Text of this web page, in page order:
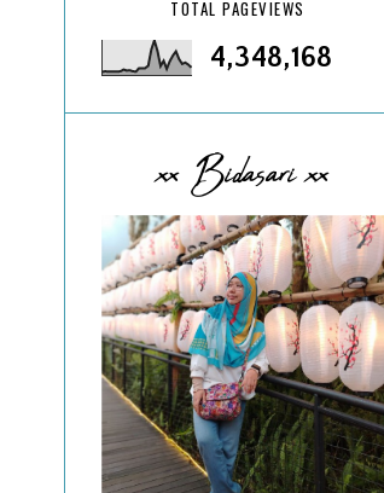
TOTAL PAGEVIEWS
4,348,168
xx Bidasari xx